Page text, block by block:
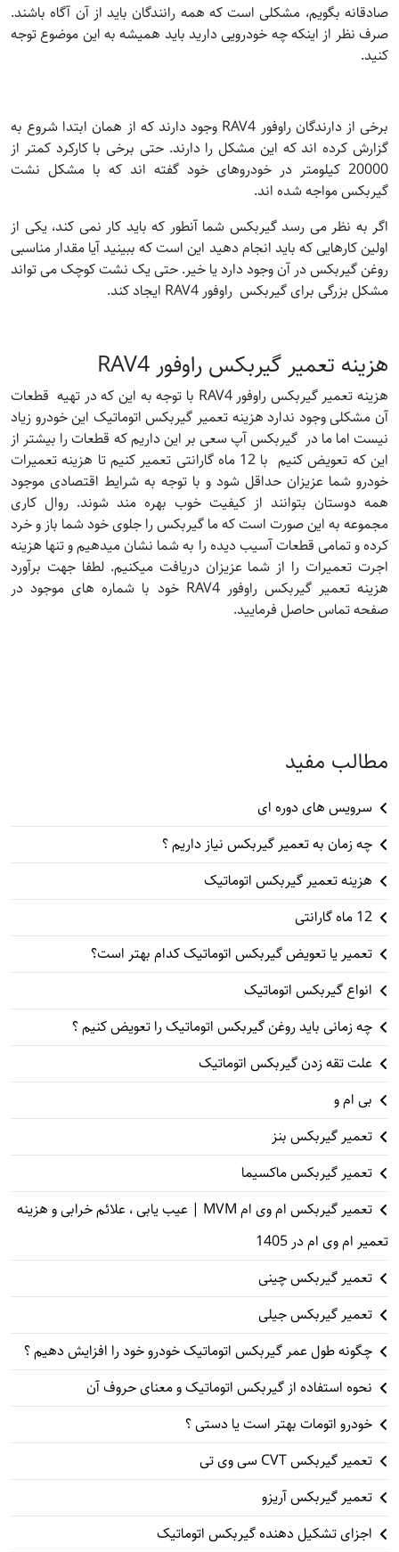
صادقانه بگویم، مشکلی است که همه رانندگان باید از آن آگاه باشند.
صرف نظر از اینکه چه خودرویی دارید باید همیشه به این موضوع توجه
کنید.
برخی از دارندگان راوفور RAV4 وجود دارند که از همان ابتدا شروع به
گزارش کرده اند که این مشکل را دارند. حتی برخی با کارکرد کمتر از
20000 کیلومتر در خودروهای خود گفته اند که با مشکل نشت
گیربکس مواجه شده اند.
اگر به نظر می رسد گیربکس شما آنطور که باید کار نمی کند، یکی از
اولین کارهایی که باید انجام دهید این است که ببینید آیا مقدار مناسبی
روغن گیربکس در آن وجود دارد یا خیر. حتی یک نشت کوچک می تواند
مشکل بزرگی برای گیربکس راوفور RAV4 ایجاد کند.
هزینه تعمیر گیربکس راوفور RAV4
هزینه تعمیر گیربکس راوفور RAV4 با توجه به این که در تهیه قطعات
آن مشکلی وجود ندارد هزینه تعمیر گیربکس اتوماتیک این خودرو زیاد
نیست اما ما در گیربکس آپ سعی بر این داریم که قطعات را بیشتر از
این که تعویض کنیم با 12 ماه گارانتی تعمیر کنیم تا هزینه تعمیرات
خودرو شما عزیزان حداقل شود و با توجه به شرایط اقتصادی موجود
همه دوستان بتوانند از کیفیت خوب بهره مند شوند. روال کاری
مجموعه به این صورت است که ما گیربکس را جلوی خود شما باز و خرد
کرده و تمامی قطعات آسیب دیده را به شما نشان میدهیم و تنها هزینه
اجرت تعمیرات را از شما عزیزان دریافت میکنیم. لطفا جهت برآورد
هزینه تعمیر گیربکس راوفور RAV4 خود با شماره های موجود در
صفحه تماس حاصل فرمایید.
مطالب مفید
سرویس های دوره ای
چه زمان به تعمیر گیربکس نیاز داریم ؟
هزینه تعمیر گیربکس اتوماتیک
12 ماه گارانتی
تعمیر یا تعویض گیربکس اتوماتیک کدام بهتر است؟
انواع گیربکس اتوماتیک
چه زمانی باید روغن گیربکس اتوماتیک را تعویض کنیم ؟
علت تقه زدن گیربکس اتوماتیک
بی ام و
تعمیر گیربکس بنز
تعمیر گیربکس ماکسیما
تعمیر گیربکس ام وی ام MVM | عیب یابی ، علائم خرابی و هزینه
تعمیر ام وی ام در 1405
تعمیر گیربکس چینی
تعمیر گیربکس جیلی
چگونه طول عمر گیربکس اتوماتیک خودرو خود را افزایش دهیم ؟
نحوه استفاده از گیربکس اتوماتیک و معنای حروف آن
خودرو اتومات بهتر است یا دستی ؟
تعمیر گیربکس CVT سی وی تی
تعمیر گیربکس آریزو
اجزای تشکیل دهنده گیربکس اتوماتیک